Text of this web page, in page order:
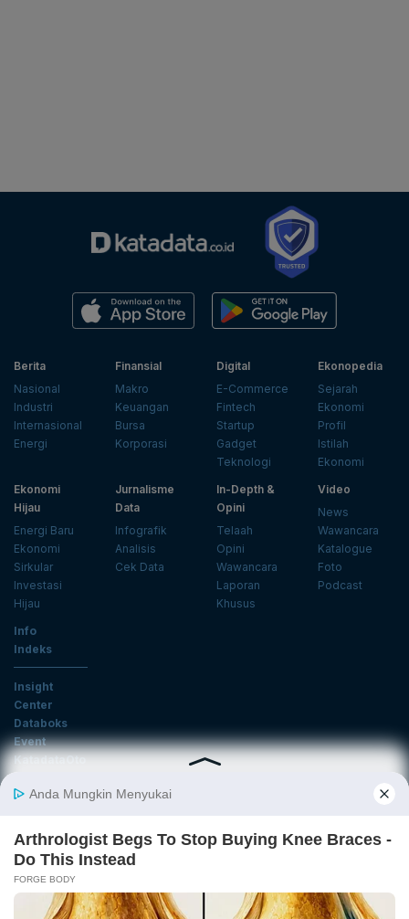
Berita
Nasional
Industri
Internasional
Energi
Finansial
Makro
Keuangan
Bursa
Korporasi
Digital
E-Commerce
Fintech
Startup
Gadget
Teknologi
Ekonopedia
Sejarah
Ekonomi
Profil
Istilah
Ekonomi
Ekonomi
Hijau
Energi Baru
Ekonomi
Sirkular
Investasi
Hijau
Jurnalisme
Data
Infografik
Analisis
Cek Data
In-Depth &
Opini
Telaah
Opini
Wawancara
Laporan
Khusus
Video
News
Wawancara
Katalogue
Foto
Podcast
Info
Indeks
Insight
Center
Databoks
Event
KatadataOto
Email
Daftar